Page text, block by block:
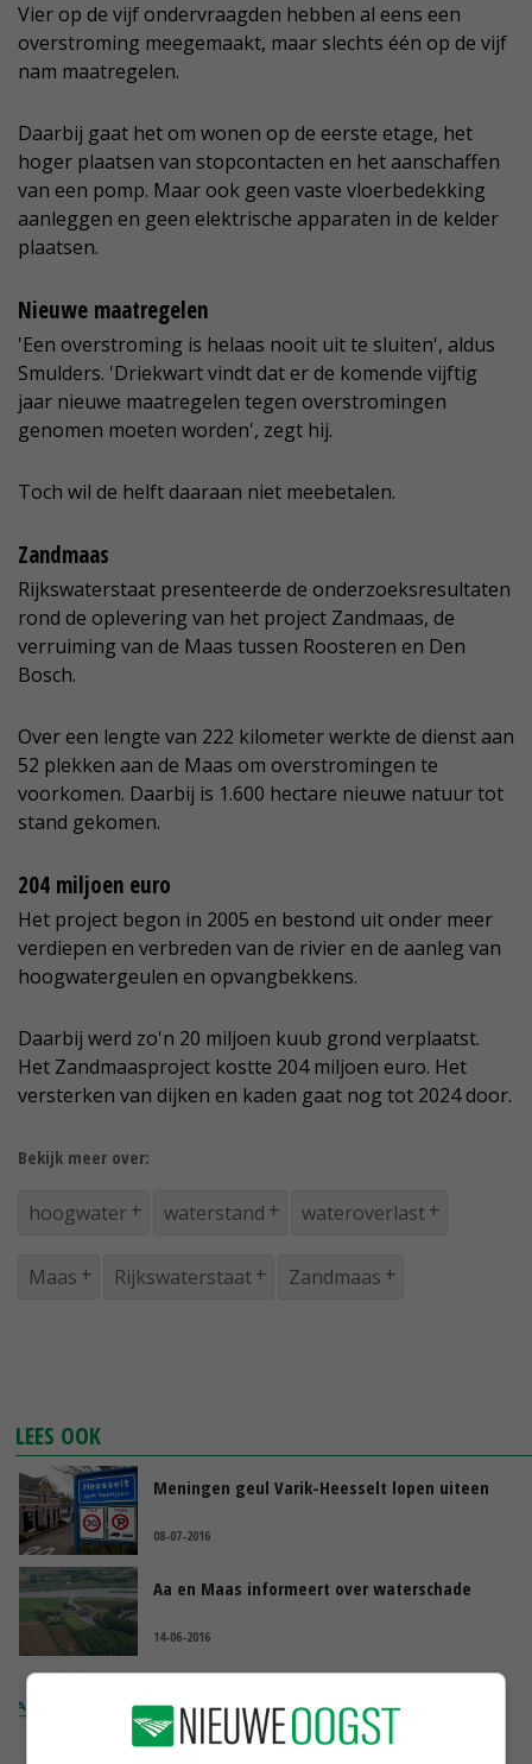
Vier op de vijf ondervraagden hebben al eens een
overstroming meegemaakt, maar slechts één op de vijf
nam maatregelen.
Daarbij gaat het om wonen op de eerste etage, het
hoger plaatsen van stopcontacten en het aanschaffen
van een pomp. Maar ook geen vaste vloerbedekking
aanleggen en geen elektrische apparaten in de kelder
plaatsen.
Nieuwe maatregelen
'Een overstroming is helaas nooit uit te sluiten', aldus
Smulders. 'Driekwart vindt dat er de komende vijftig
jaar nieuwe maatregelen tegen overstromingen
genomen moeten worden', zegt hij.
Toch wil de helft daaraan niet meebetalen.
Zandmaas
Rijkswaterstaat presenteerde de onderzoeksresultaten
rond de oplevering van het project Zandmaas, de
verruiming van de Maas tussen Roosteren en Den
Bosch.
Over een lengte van 222 kilometer werkte de dienst aan
52 plekken aan de Maas om overstromingen te
voorkomen. Daarbij is 1.600 hectare nieuwe natuur tot
stand gekomen.
204 miljoen euro
Het project begon in 2005 en bestond uit onder meer
verdiepen en verbreden van de rivier en de aanleg van
hoogwatergeulen en opvangbekkens.
Daarbij werd zo'n 20 miljoen kuub grond verplaatst.
Het Zandmaasproject kostte 204 miljoen euro. Het
versterken van dijken en kaden gaat nog tot 2024 door.
Bekijk meer over:
hoogwater waterstand wateroverlast
Maas Rijkswaterstaat Zandmaas
LEES OOK
Meningen geul Varik-Heesselt lopen uiteen
08-07-2016
Aa en Maas informeert over waterschade
14-06-2016
04-06-2016